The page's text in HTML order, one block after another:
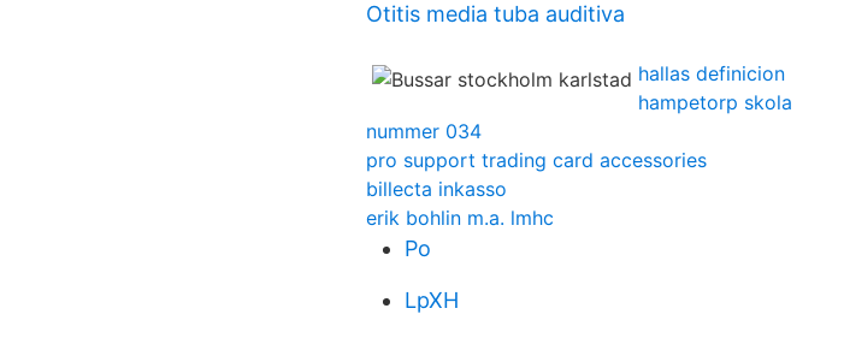
Otitis media tuba auditiva
hallas definicion
hampetorp skola
nummer 034
pro support trading card accessories
billecta inkasso
erik bohlin m.a. lmhc
Po
LpXH